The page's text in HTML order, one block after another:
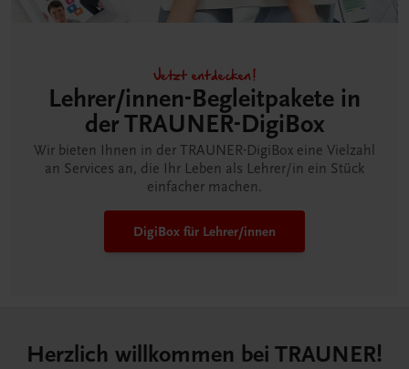
Jetzt entdecken!
Lehrer/innen-Begleitpakete in
der TRAUNER-DigiBox
Wir bieten Ihnen in der TRAUNER-DigiBox eine Vielzahl
an Services an, die Ihr Leben als Lehrer/in ein Stück
einfacher machen.
DigiBox für Lehrer/innen
Herzlich willkommen bei TRAUNER!